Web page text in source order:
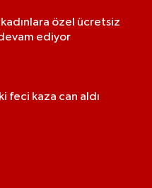
özel ücretsiz
ediyor
feci kaza can aldı